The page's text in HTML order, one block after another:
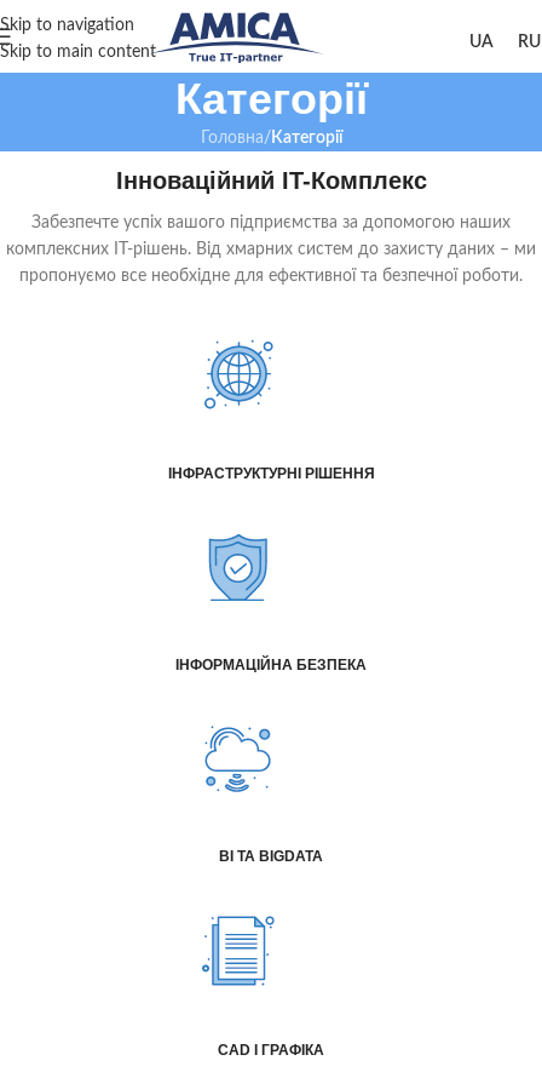
Skip to navigation
Skip to main content
Категорії
Головна/ Категорії
Інноваційний IT-Комплекс
Забезпечте успіх вашого підприємства за допомогою наших
комплексних IT-рішень. Від хмарних систем до захисту даних – ми
пропонуємо все необхідне для ефективної та безпечної роботи.
ІНФРАСТРУКТУРНІ РІШЕННЯ
ІНФОРМАЦІЙНА БЕЗПЕКА
BI ТА BIGDATA
CAD І ГРАФІКА